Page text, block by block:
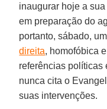
inaugurar hoje a
em preparação do
portanto, sábado,
direita, homofóbica
referências políticas
nunca cita o
suas intervenções.